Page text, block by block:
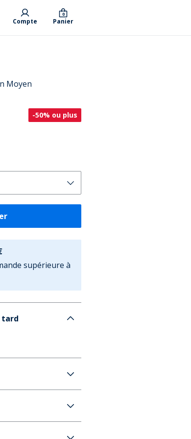
Compte Panier
0
Moyen
-50% ou plus
supérieure à
tard
Moyen